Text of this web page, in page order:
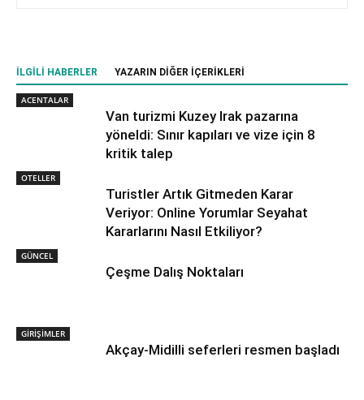
İLGILI HABERLER YAZARIN DIĞER İÇERIKLERI
ACENTALAR
Van turizmi Kuzey Irak pazarına
yöneldi: Sınır kapıları ve vize için 8
kritik talep
OTELLER
Turistler Artık Gitmeden Karar
Veriyor: Online Yorumlar Seyahat
Kararlarını Nasıl Etkiliyor?
GÜNCEL
Çeşme Dalış Noktaları
GİRİŞİMLER
Akçay-Midilli seferleri resmen başladı